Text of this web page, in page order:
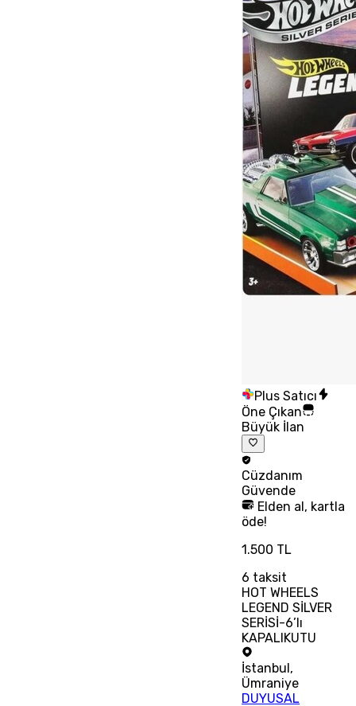
Plus Satıcı
Öne Çıkan
Büyük İlan
Cüzdanım
Güvende
Elden al, kartla
öde!
1.500 TL
6 taksit
HOT WHEELS
LEGEND SİLVER
SERİSİ-6’lı
KAPALIKUTU
İstanbul,
Ümraniye
DUYUSAL